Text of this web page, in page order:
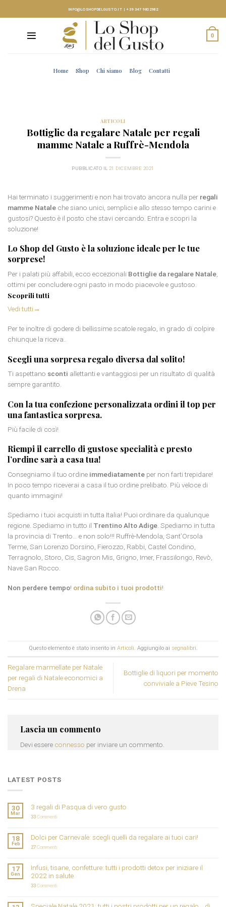
INFO@LOSHOPDELGUSTO.IT |+39 347 9802982
0
Home Shop Chi siamo Blog Contatti
ARTICOLI
Bottiglie da regalare Natale per regali
mamme Natale a Ruffrè-Mendola
PUBBLICATO IL21 DICEMBRE 2021
Hai terminato i suggerimenti e non hai trovato ancora nulla per regali
mamme Natale che siano unici, semplici e allo stesso tempo carini e
gustosi? Questo è il posto che stavi cercando. Entra e scopri la
soluzione!
Lo Shop del Gusto è la soluzione ideale per le tue
sorprese!
Per i palati più affabili, ecco eccezionali Bottiglie da regalare Natale
ottimi per concludere ogni pasto in modo piacevole e gustoso.
Scoprili tutti
Vedi tutti→
Per te inoltre di godere di bellissime scatole regalo, in grado di colpire
chiunque la riceva..
Scegli una sorpresa regalo diversa dal solito!
Ti aspettano sconti allettanti e vantaggiosi per un risultato di qualità
sempre garantito.
Con la tua confezione personalizzata ordini il top per
una fantastica sorpresa.
Più facile di così!
Riempi il carrello di gustose specialità e presto
l’ordine sarà a casa tua!
Consegniamo il tuo ordine immediatamente per non farti trepidare!
In poco tempo riceverai a casa il tuo ordine prelibato. Più veloce di
quanto immagini!
Spediamo i tuoi acquisti in tutta Italia! Puoi ordinare da qualunque
regione. Spediamo in tutto il Trentino Alto Adige . Spediamo in tutta
la provincia di Trento… e non solo!!! Ruffrè-Mendola, Sant’Orsola
Terme, San Lorenzo Dorsino, Fierozzo, Rabbi, Castel Condino,
Terragnolo, Storo, Cis, Sagron Mis, Grigno, Imer, Frassilongo, Revò,
Nave San Rocco.
Non perdere tempo! ordina subito i tuoi prodotti!
Questo elemento è stato inserito in Articoli. Aggiungilo ai segnalibri.
Regalare marmellate per Natale
per regali di Natale economici a
Drena
Bottiglie di liquori per momento
conviviale a Pieve Tesino
Lascia un commento
Devi essere connesso per inviare un commento.
LATEST POSTS
30
Mar
3 regali di Pasqua di vero gusto
33Commenti
18
Feb
Dolci per Carnevale: scegli quelli da regalare ai tuoi cari!
27Commenti
17
Gen
Infusi, tisane, confetture: tutti i prodotti detox per iniziare il
2022 in salute
33Commenti